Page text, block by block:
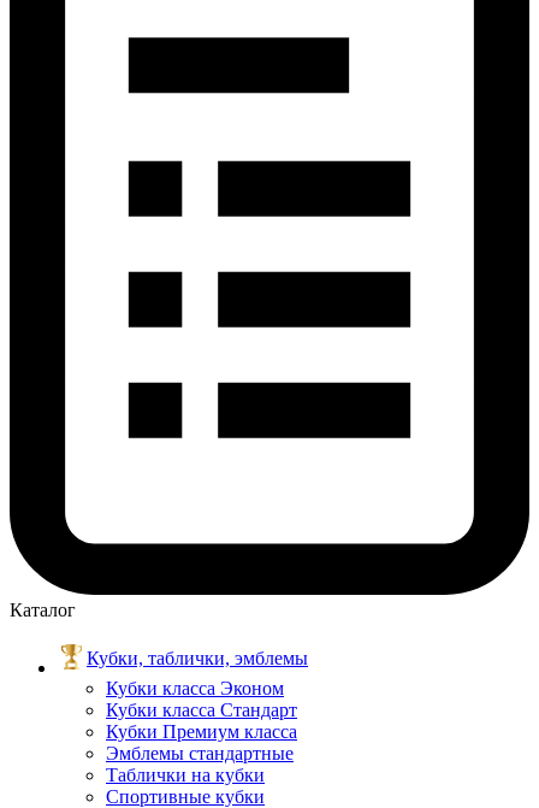
Каталог
Кубки, таблички, эмблемы
Кубки класса Эконом
Кубки класса Стандарт
Кубки Премиум класса
Эмблемы стандартные
Таблички на кубки
Спортивные кубки